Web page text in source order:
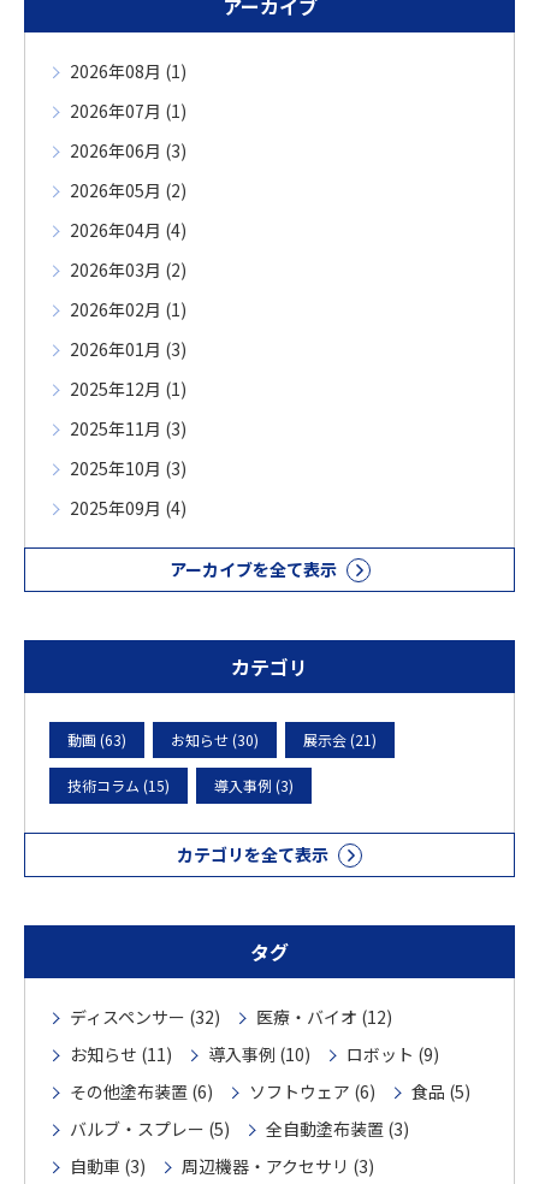
アーカイブ
2026年08月 (1)
2026年07月 (1)
2026年06月 (3)
2026年05月 (2)
2026年04月 (4)
2026年03月 (2)
2026年02月 (1)
2026年01月 (3)
2025年12月 (1)
2025年11月 (3)
2025年10月 (3)
2025年09月 (4)
アーカイブを全て表示
カテゴリ
動画 (63) お知らせ (30) 展示会 (21)
技術コラム (15) 導入事例 (3)
カテゴリを全て表示
タグ
ディスペンサー (32)
医療・バイオ (12)
お知らせ (11)
導入事例 (10)
ロボット (9)
その他塗布装置 (6)
ソフトウェア (6)
食品 (5)
バルブ・スプレー (5)
全自動塗布装置 (3)
自動車 (3)
周辺機器・アクセサリ (3)